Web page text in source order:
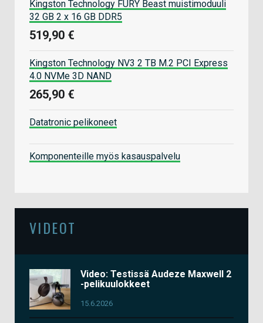
Kingston Technology FURY Beast muistimoduuli
32 GB 2 x 16 GB DDR5
519,90 €
Kingston Technology NV3 2 TB M.2 PCI Express
4.0 NVMe 3D NAND
265,90 €
Datatronic pelikoneet
Komponenteille myös kasauspalvelu
VIDEOT
Video: Testissä Audeze Maxwell 2
-pelikuulokkeet
15.6.2026